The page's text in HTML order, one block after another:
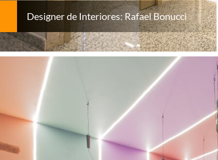
Designer de Interiores: Rafael Bonucci